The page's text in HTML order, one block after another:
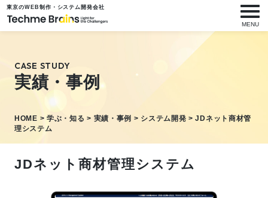
東京のWEB制作・システム開発会社 メニ
MENU
CASE STUDY
実績・事例
HOME > 学ぶ・知る > 実績・事例 > システム開発 >JDネット商材管
理システム
JDネット商材管理システム